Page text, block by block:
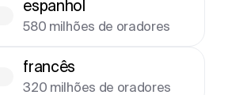
espanhol
580 milhões de oradores
francês
320 milhões de oradores